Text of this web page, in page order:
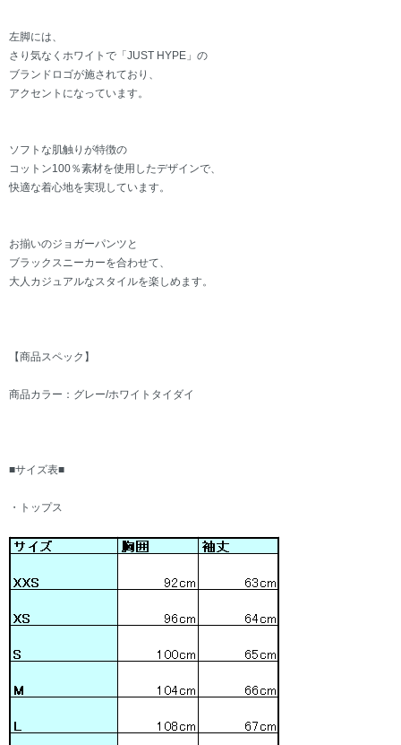
左脚には、
さり気なくホワイトで「JUST HYPE」の
ブランドロゴが施されており、
アクセントになっています。
ソフトな肌触りが特徴の
コットン100％素材を使用したデザインで、
快適な着心地を実現しています。
お揃いのジョガーパンツと
ブラックスニーカーを合わせて、
大人カジュアルなスタイルを楽しめます。
【商品スペック】
商品カラー：グレー/ホワイトタイダイ
■サイズ表■
・トップス